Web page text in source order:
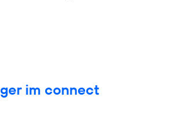
im connect